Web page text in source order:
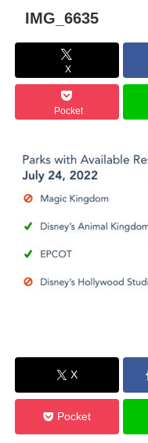
IMG_6635
X
Pocket
X
Pocket